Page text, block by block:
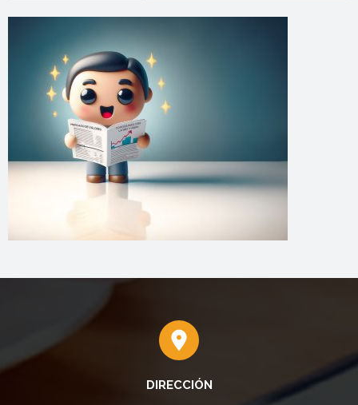
DIRECCIÓN